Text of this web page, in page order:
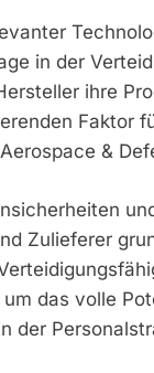
in der
ihre
Faktor
&
Zulieferer
das volle
der